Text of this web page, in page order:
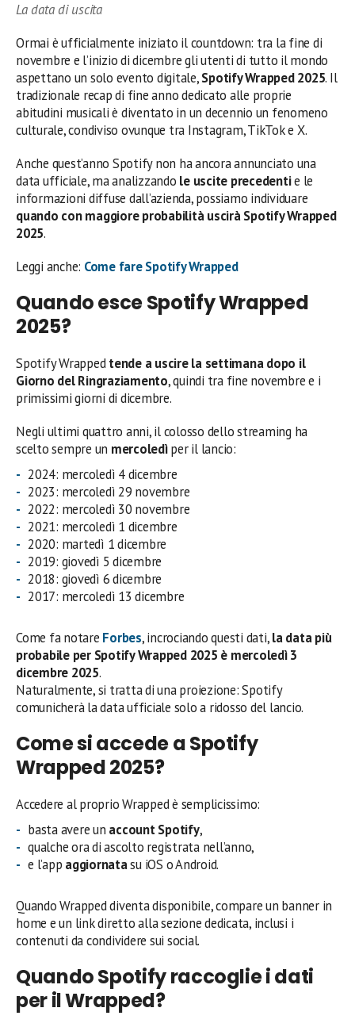
La data di uscita
Ormai è ufficialmente iniziato il countdown: tra la fine di
novembre e l’inizio di dicembre gli utenti di tutto il mondo
aspettano un solo evento digitale,Spotify Wrapped 2025. Il
tradizionale recap di fine anno dedicato alle proprie
abitudini musicali è diventato in un decennio un fenomeno
culturale, condiviso ovunque tra Instagram, TikTok e X.
Anche quest’anno Spotify non ha ancora annunciato una
data ufficiale, ma analizzando le uscite precedentie le
informazioni diffuse dall’azienda, possiamo individuare
quando con maggiore probabilità uscirà Spotify Wrapped
2025.
Leggi anche: Come fare Spotify Wrapped
Quando esce Spotify Wrapped
2025?
Spotify Wrappedtende a uscire la settimana dopo il
Giorno del Ringraziamento, quindi tra fine novembre e i
primissimi giorni di dicembre.
Negli ultimi quattro anni, il colosso dello streaming ha
scelto sempre un mercoledìper il lancio:
2024: mercoledì 4 dicembre
2023: mercoledì 29 novembre
2022: mercoledì 30 novembre
2021: mercoledì 1 dicembre
2020: martedì 1 dicembre
2019: giovedì 5 dicembre
2018: giovedì 6 dicembre
2017: mercoledì 13 dicembre
Come fa notare Forbes, incrociando questi dati,la data più
probabile per Spotify Wrapped 2025 è mercoledì 3
dicembre 2025.
Naturalmente, si tratta di una proiezione: Spotify
comunicherà la data ufficiale solo a ridosso del lancio.
Come si accede a Spotify
Wrapped 2025?
Accedere al proprio Wrapped è semplicissimo:
basta avere un account Spotify,
qualche ora di ascolto registrata nell’anno,
e l’app aggiornatasu iOS o Android.
Quando Wrapped diventa disponibile, compare un banner in
home e un link diretto alla sezione dedicata, inclusi i
contenuti da condividere sui social.
Quando Spotify raccoglie i dati
per il Wrapped?